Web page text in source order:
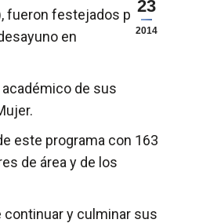
23
2014
fueron festejados por el
en
de sus
este programa con 163
de área y de los
continuar y culminar sus